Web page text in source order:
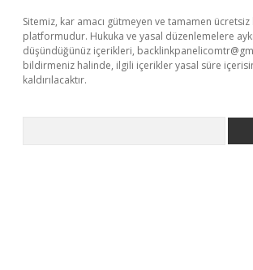
Sitemiz, kar amacı gütmeyen ve tamamen
platformudur. Hukuka ve yasal düzenlemelere
düşündüğünüz içerikleri,
bildirmeniz halinde, ilgili içerikler yasal süre
kaldırılacaktır.